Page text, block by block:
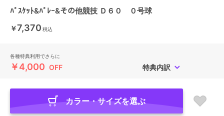
ﾊﾞｽｹｯﾄ&ﾊﾞﾚｰ&その他競技 Ｄ６０ ０号球
￥7,370 税込
各種特典利用でさらに
￥4,000 OFF 特典内訳
カラー・サイズを選ぶ